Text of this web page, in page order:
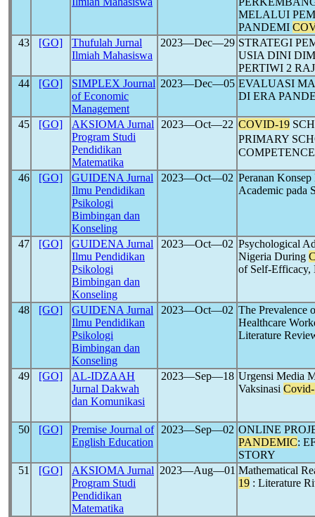
MELALUI
PANDEMI
43
[GO]
Thufulah Jurnal
Ilmiah Mahasiswa
2023―Dec―29 STRATEGI
USIA DINI
PERTIWI 2
44
[GO]
SIMPLEX Journal
of Economic
Management
2023―Dec―05 EVALUASI
DI ERA
45 [GO]
AKSIOMA Jurnal
Program Studi
Pendidikan
Matematika
2023―Oct―22 COVID-19
PRIMARY
COMPETENCE
46 [GO]
GUIDENA Jurnal
Ilmu Pendidikan
Psikologi
Bimbingan dan
Konseling
2023―Oct―02 Peranan
Academic pada
47 [GO]
GUIDENA Jurnal
Ilmu Pendidikan
Psikologi
Bimbingan dan
Konseling
2023―Oct―02 Psychological
Nigeria During
of Self-Efficacy,
48 [GO]
GUIDENA Jurnal
Ilmu Pendidikan
Psikologi
Bimbingan dan
Konseling
2023―Oct―02 The Prevalence
Healthcare
Literature
49 [GO]
AL-IDZAAH
Jurnal Dakwah
dan Komunikasi
2023―Sep―18 Urgensi Media
Vaksinasi
50 [GO]
Premise Journal of
English Education
2023―Sep―02 ONLINE
PANDEMIC:
STORY
51
[GO]
AKSIOMA Jurnal
Program Studi
Pendidikan
Matematika
2023―Aug―01 Mathematical
19 : Literature